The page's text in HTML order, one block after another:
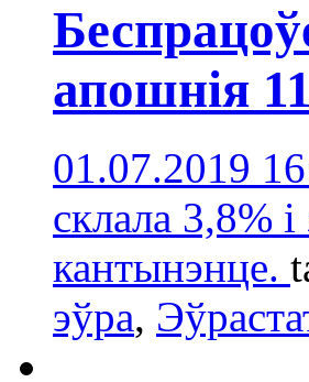
апошнія
01.07.2019
склала 3,8%
кантынэнце.
эўра,